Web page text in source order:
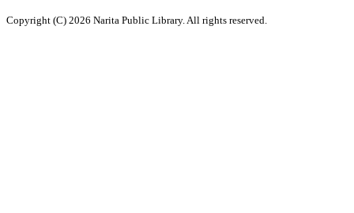
Copyright (C) 2026 Narita Public Library. All rights reserved.